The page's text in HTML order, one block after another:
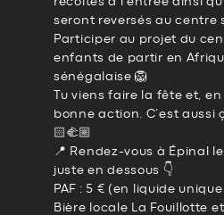
seront reversés au centre
Participer au projet du
enfants de partir en
sénégalaise 🦁
Tu viens faire la fête et,
bonne action. C’est aussi
🏻‍🫲🏼
📍 Rendez-vous à Épinal
juste en dessous 👇
PAF : 5 € (en liquide
Bière locale La Fouillotte